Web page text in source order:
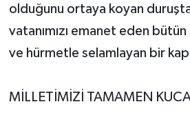
olduğunu ortaya koyan
vatanımızı emanet eden
ve hürmetle selamlayan bir
MİLLETİMİZİ TAMAMEN